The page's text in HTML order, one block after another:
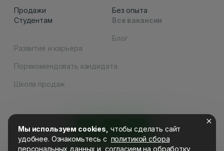
Мы используем cookies, чтобы сделать сайт
удобнее. Ознакомьтесь c политикой сбора
персональных данных и согласием на обработку
Продажи
Без опыта
Студентам
Все вакансии
Блог
Развитие и карьера
Порекомендовать кандидата
Школа продаж